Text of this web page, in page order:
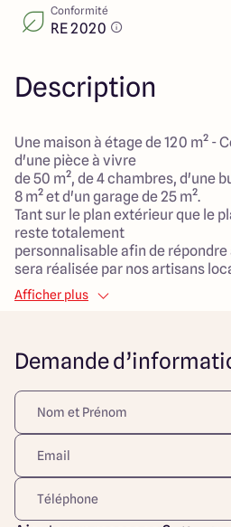
Conformité
RE 2020
Description
Une maison à étage de 120 m² -
d'une pièce à vivre
de 50 m², de 4 chambres, d'une
8 m² et d'un garage de 25 m².
Tant sur le plan extérieur que le
reste totalement
personnalisable afin de répondre
sera réalisée par nos artisans
matériaux durables et de qualité
Maison faible consommation
***
magnifique superficie de 1000
votre future maison. Orienté
bénéficie d'une exposition
pleinement des rayons du soleil
Niché dans un cadre calme et
proximité de plusieurs
crèches, espaces verts,
Afficher plus
Demande